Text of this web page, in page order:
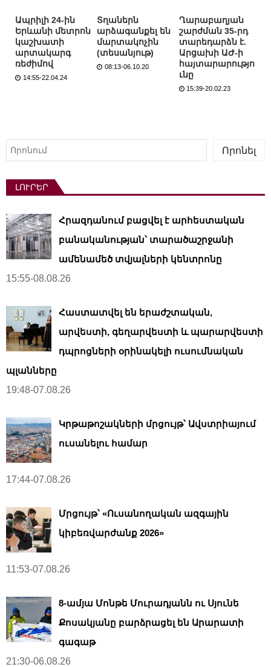
Ապրիլի 24-ին
Երևանի մետրոն
կաշխատի
արտակարգ
ռեժիմով
14:55-22.04.24
Տղաներն
արձագանքել են
մարտակոչին
(տեսանյութ)
08:13-06.10.20
Ղարաբաղյան
շարժման 35-րդ
տարեդարձն է.
Արցախի ԱԺ-ի
հայտարարությո
ւնը
15:39-20.02.23
Որոնել
Որոնել
ԼՈՒՐԵՐ
Հրազդանում բացվել է արհեստական ​​
բանականության՝ տարածաշրջանի
ամենամեծ տվյալների կենտրոնը
15:55-08.08.26
Հաստատվել են երաժշտական,
արվեստի, գեղարվեստի և պարարվեստի
դպրոցների օրինակելի ուսումնական
պլանները
19:48-07.08.26
Կրթաթոշակների մրցույթ՝ Ավստրիայում
ուսանելու համար
17:44-07.08.26
Մրցույթ՝ «Ուսանողական ազգային
կիբեռվարժանք 2026»
11:53-07.08.26
8-ամյա Մոնթե Մուրադյանն ու Սյունե
Քոսակյանը բարձրացել են Արարատի
գագաթ
21:30-06.08.26